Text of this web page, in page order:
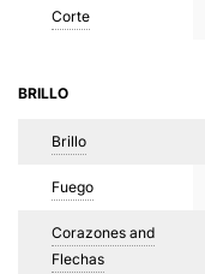
Corte
BRILLO
Brillo
Fuego
Corazones and
Flechas